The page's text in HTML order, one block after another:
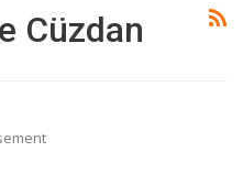
Cüzdan